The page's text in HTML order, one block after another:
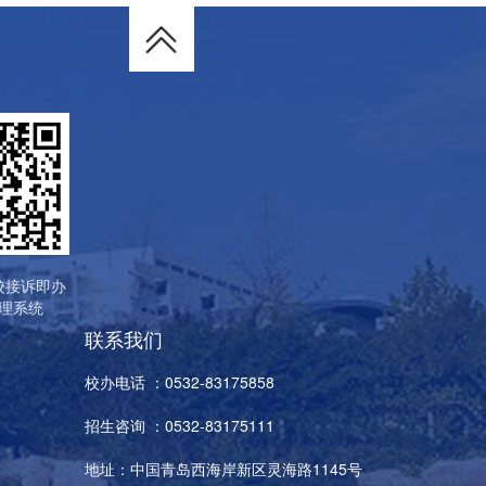
接诉即办
系统
联系我们
校办电话 ：0532-83175858
招生咨询 ：0532-83175111
地址：中国青岛西海岸新区灵海路1145号